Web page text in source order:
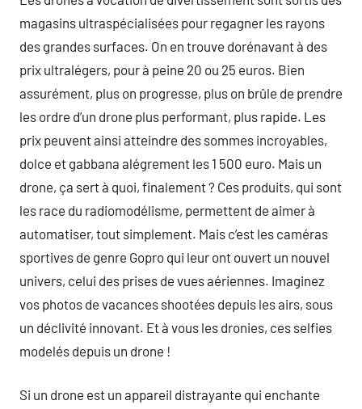
magasins ultraspécialisées pour regagner les rayons
des grandes surfaces. On en trouve dorénavant à des
prix ultralégers, pour à peine 20 ou 25 euros. Bien
assurément, plus on progresse, plus on brûle de prendre
les ordre d’un drone plus performant, plus rapide. Les
prix peuvent ainsi atteindre des sommes incroyables,
dolce et gabbana alégrement les 1 500 euro. Mais un
drone, ça sert à quoi, finalement ? Ces produits, qui sont
les race du radiomodélisme, permettent de aimer à
automatiser, tout simplement. Mais c’est les caméras
sportives de genre Gopro qui leur ont ouvert un nouvel
univers, celui des prises de vues aériennes. Imaginez
vos photos de vacances shootées depuis les airs, sous
un déclivité innovant. Et à vous les dronies, ces selfies
modelés depuis un drone !
Si un drone est un appareil distrayante qui enchante